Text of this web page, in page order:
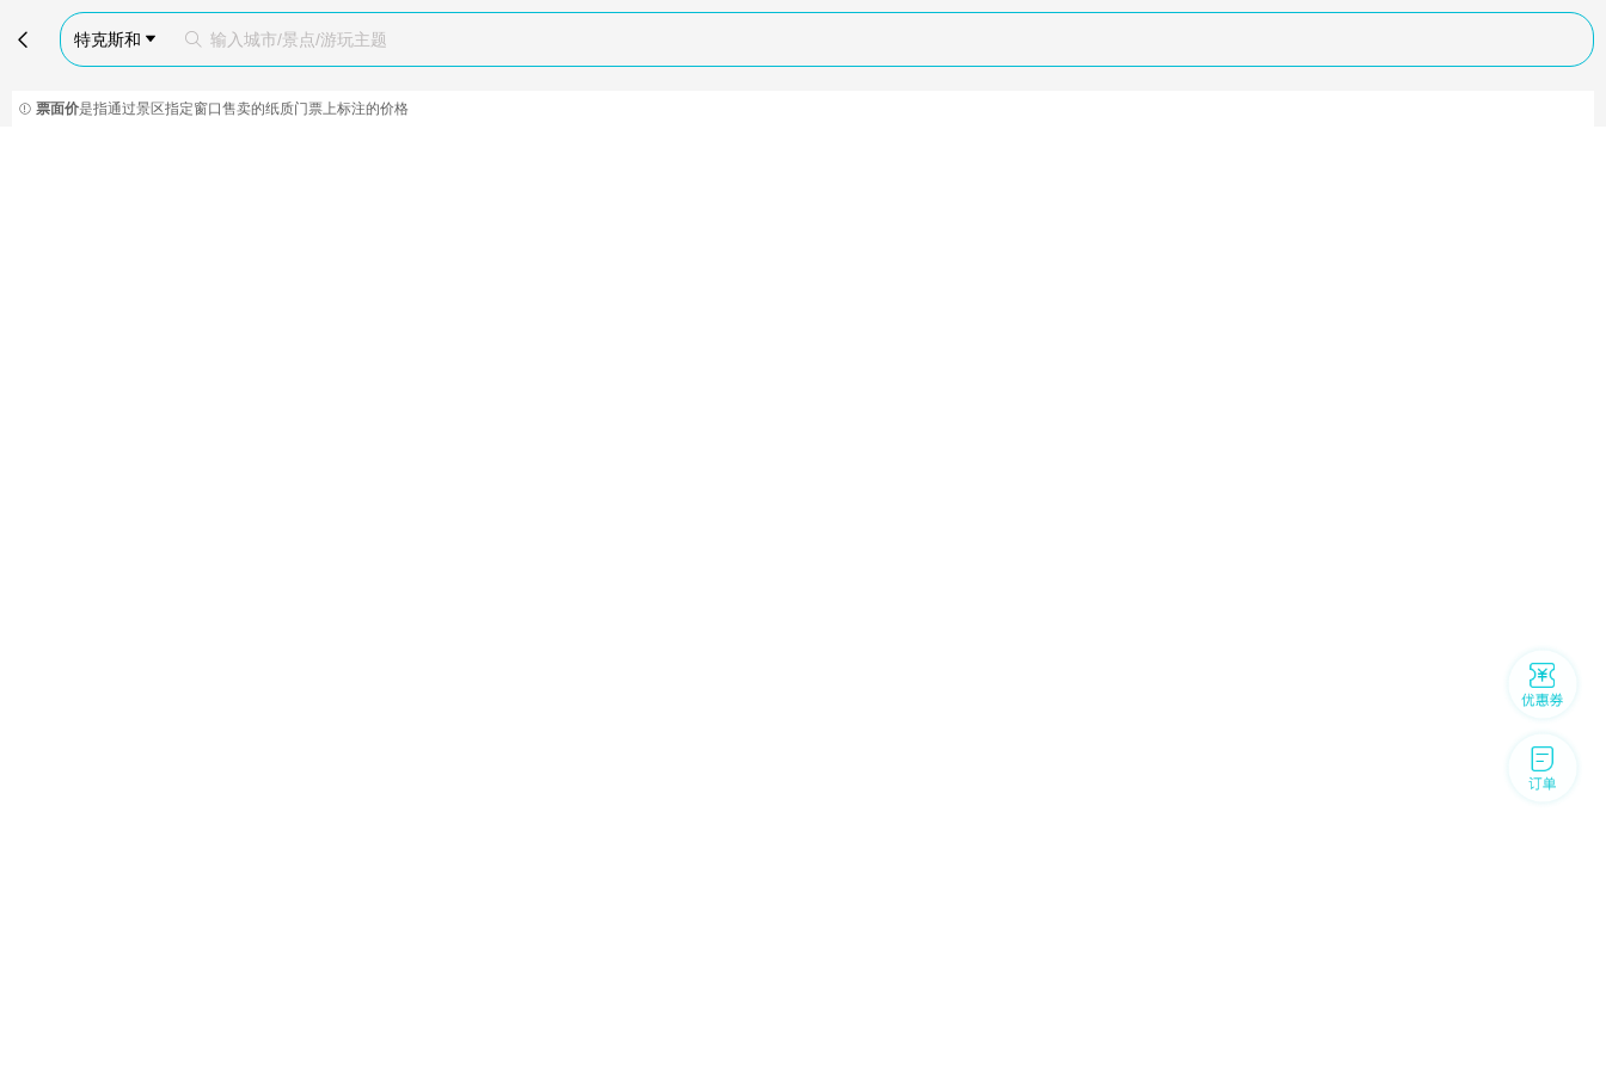
 特克斯和   输入城市/景点/游玩主题
 票面价是指通过景区指定窗口售卖的纸质门票上标注的价格